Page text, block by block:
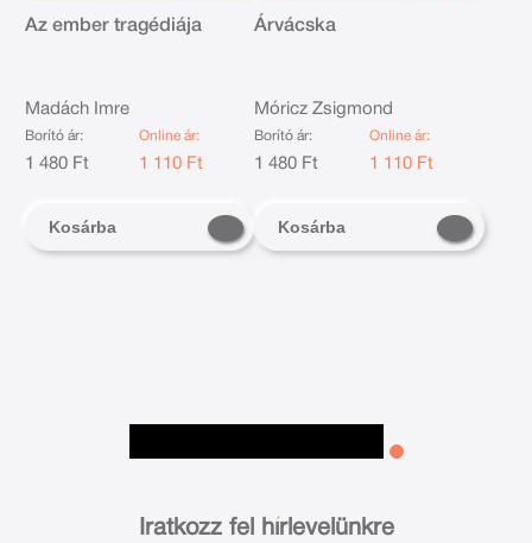
Az ember tragédiája
Madách Imre
Borító ár:
1 480 Ft
Online ár:
1 110 Ft
Kosárba
Árvácska
Móricz Zsigmond
Borító ár:
1 480 Ft
Online ár:
1 110 Ft
Kosárba
Iratkozz fel hírlevelünkre